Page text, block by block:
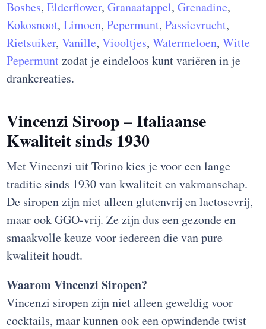
Bosbes,Elderflower,Granaatappel,Grenadine,
Kokosnoot,Limoen,Pepermunt,Passievrucht,
Rietsuiker,Vanille,Viooltjes,Watermeloen,Witte
Pepermuntzodat je eindeloos kunt variëren in je
drankcreaties.
Vincenzi Siroop – Italiaanse
Kwaliteit sinds 1930
Met Vincenzi uit Torino kies je voor een lange
traditie sinds 1930 van kwaliteit en vakmanschap.
De siropen zijn niet alleen glutenvrij en lactosevrij,
maar ook GGO-vrij. Ze zijn dus een gezonde en
smaakvolle keuze voor iedereen die van pure
kwaliteit houdt.
Waarom Vincenzi Siropen?
Vincenzi siropen zijn niet alleen geweldig voor
cocktails, maar kunnen ook een opwindende twist